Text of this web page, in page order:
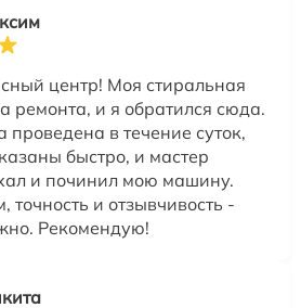
центр! Моя стиральная
ремонта, и я обратился сюда.
проведена в течение суток,
быстро, и мастер
и починил мою машину.
и отзывчивость -
Рекомендую!